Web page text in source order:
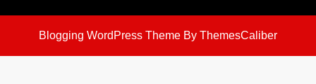
Blogging WordPress Theme By ThemesCaliber